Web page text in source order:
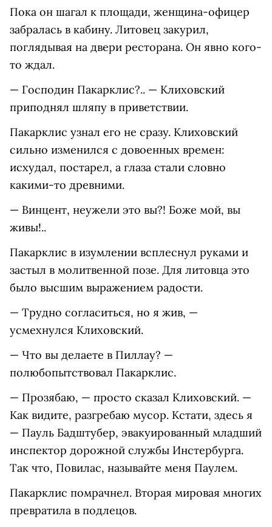
Пока он шагал к площади, женщина-офицер
забралась в кабину. Литовец закурил,
поглядывая на двери ресторана. Он явно кого-
то ждал.
— Господин Пакарклис?.. — Клиховский
приподнял шляпу в приветствии.
Пакарклис узнал его не сразу. Клиховский
сильно изменился с довоенных времен:
исхудал, постарел, а глаза стали словно
какими-то древними.
— Винцент, неужели это вы?! Боже мой, вы
живы!..
Пакарклис в изумлении всплеснул руками и
застыл в молитвенной позе. Для литовца это
было высшим выражением радости.
— Трудно согласиться, но я жив, —
усмехнулся Клиховский.
— Что вы делаете в Пиллау? —
полюбопытствовал Пакарклис.
— Прозябаю, — просто сказал Клиховский. —
Как видите, разгребаю мусор. Кстати, здесь я
— Пауль Бадштубер, эвакуированный младший
инспектор дорожной службы Инстербурга.
Так что, Повилас, называйте меня Паулем.
Пакарклис помрачнел. Вторая мировая многих
превратила в подлецов.